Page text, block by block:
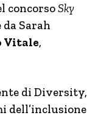
concorsoSky
Sarah
Vitale,
di Diversity,
dell’inclusione